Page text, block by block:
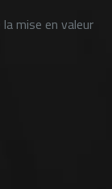
mise en valeur